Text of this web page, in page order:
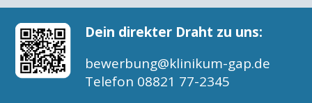
Dein direkter Draht zu uns:
bewerbung@klinikum-gap.de
Telefon 08821 77-2345